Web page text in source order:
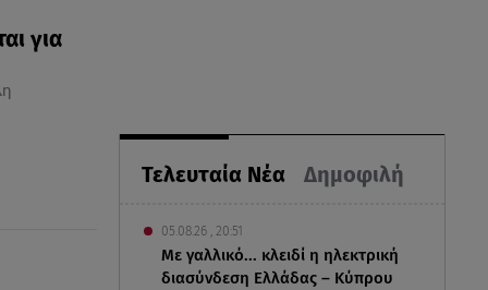
για
Τελευταία Νέα Δημοφιλή
05.08.26 , 20:51
Με γαλλικό... κλειδί η ηλεκτρική
διασύνδεση Ελλάδας – Κύπρου